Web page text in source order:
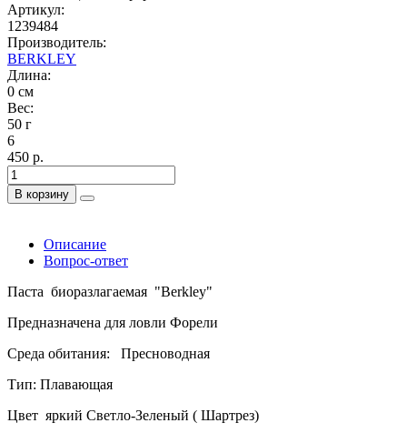
Артикул:
1239484
Производитель:
BERKLEY
Длина:
0 см
Вес:
50 г
6
450 р.
В корзину
Описание
Вопрос-ответ
Паста биоразлагаемая "Berkley"
Предназначена для ловли Форели
Среда обитания: Пресноводная
Тип: Плавающая
Цвет яркий Светло-Зеленый ( Шартрез)